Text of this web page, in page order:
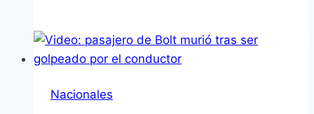
Nacionales